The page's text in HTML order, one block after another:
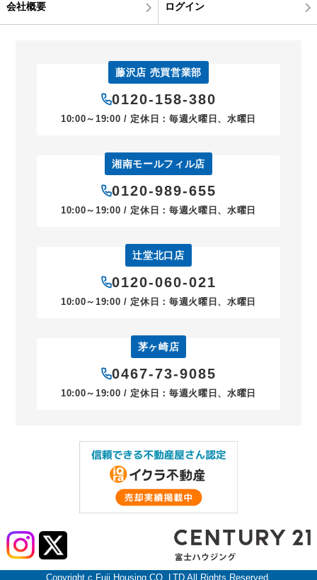
会社概要 ログイン
藤沢店 売買営業部
0120-158-380
10:00～19:00 / 定休日：毎週火曜日、水曜日
湘南モールフィル店
0120-989-655
10:00～19:00 / 定休日：毎週火曜日、水曜日
辻堂北口店
0120-060-021
10:00～19:00 / 定休日：毎週火曜日、水曜日
茅ヶ崎店
0467-73-9085
10:00～19:00 / 定休日：毎週火曜日、水曜日
Copyright c Fuji Housing CO.,LTD All Rights Reserved.